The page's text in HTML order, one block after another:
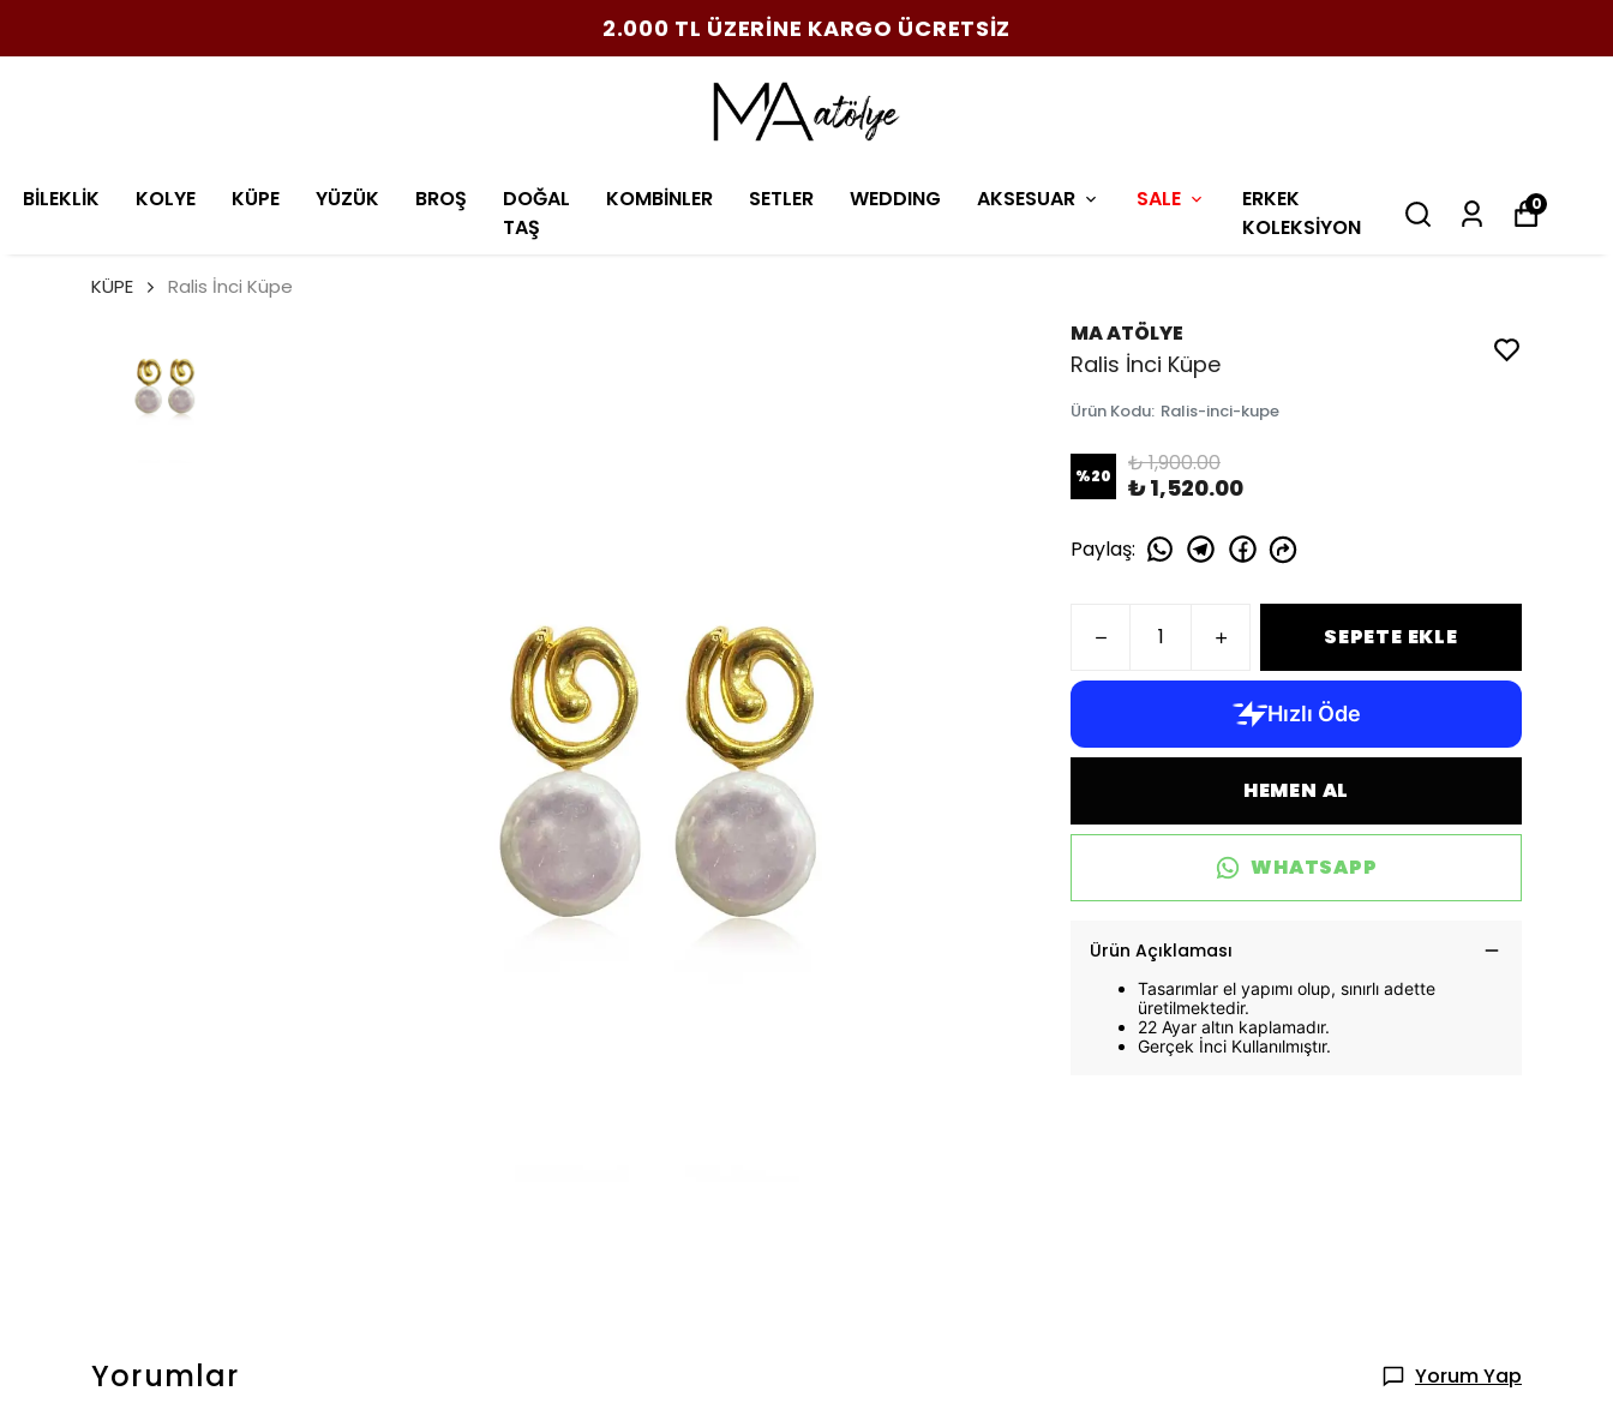
2.000 TL ÜZERİNE KARGO ÜCRETSİZ
BİLEKLİK KOLYE KÜPE YÜZÜK BROŞ
DOĞAL
TAŞ
KOMBİNLER SETLER WEDDING AKSESUAR SALE
ERKEK
KOLEKSİYON
0
KÜPE Ralis İnci Küpe
MA ATÖLYE
Ralis İnci Küpe
Ürün Kodu: Ralis-inci-kupe
%20 ₺ 1,900.00
₺ 1,520.00
Paylaş:
SEPETE EKLE
HEMEN AL
WHATSAPP
Ürün Açıklaması
Tasarımlar el yapımı olup, sınırlı adette
üretilmektedir.
22 Ayar altın kaplamadır.
Gerçek İnci Kullanılmıştır.
Yorumlar
Yorum Yap